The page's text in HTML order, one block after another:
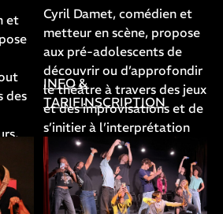
et
des
Cyril Damet, comédien et
metteur en scène, propose
aux pré-adolescents de
découvrir ou d’approfondir
le théâtre à travers des jeux
et des improvisations et de
s’initier à l’interprétation
de textes, tout en
s’amusant. Ce cours,
destiné aux CM2, 6ème et
5ème, se conclura par la
INFO &
TARIFINSCRIPTION